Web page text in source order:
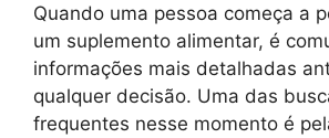
Quando uma pessoa começa a
um suplemento alimentar, é
informações mais detalhadas
qualquer decisão. Uma das
frequentes nesse momento é